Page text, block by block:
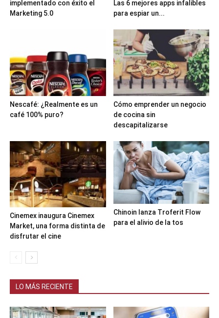
implementado con éxito el
Marketing 5.0
Las 6 mejores apps infalibles
para espiar un...
Nescafé: ¿Realmente es un
café 100% puro?
Cómo emprender un negocio
de cocina sin
descapitalizarse
Cinemex inaugura Cinemex
Market, una forma distinta de
disfrutar el cine
Chinoin lanza Troferit Flow
para el alivio de la tos
LO MÁS RECIENTE